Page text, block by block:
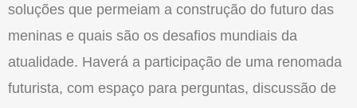
soluções que permeiam a construção do futuro das
meninas e quais são os desafios mundiais da
atualidade. Haverá a participação de uma renomada
futurista, com espaço para perguntas, discussão de